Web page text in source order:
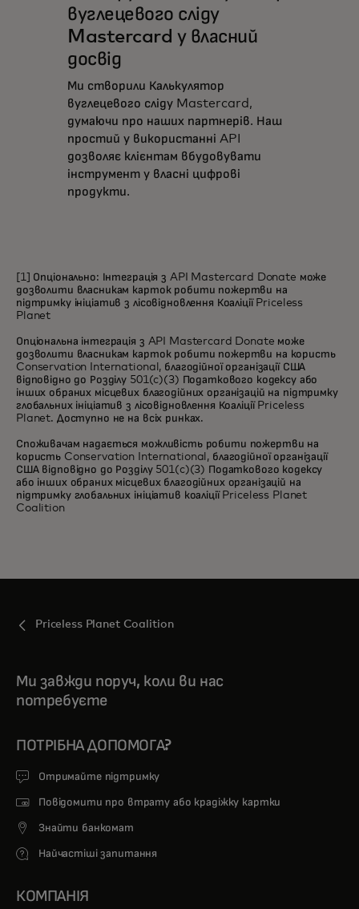
вуглецевого сліду
Mastercard у власний
досвід
Ми створили Калькулятор
вуглецевого сліду Mastercard,
думаючи про наших партнерів. Наш
простий у використанні API
дозволяє клієнтам вбудовувати
інструмент у власні цифрові
продукти.
[1] Опціонально: Інтеграція з API Mastercard Donate може
дозволити власникам карток робити пожертви на
підтримку ініціатив з лісовідновлення Коаліції Priceless
Planet
Опціональна інтеграція з API Mastercard Donate може
дозволити власникам карток робити пожертви на користь
Conservation International, благодійної організації США
відповідно до Розділу 501(c)(3) Податкового кодексу або
інших обраних місцевих благодійних організацій на підтримку
глобальних ініціатив з лісовідновлення Коаліції Priceless
Planet. Доступно не на всіх ринках.
Споживачам надається можливість робити пожертви на
користь Conservation International, благодійної організації
США відповідно до Розділу 501(c)(3) Податкового кодексу
або інших обраних місцевих благодійних організацій на
підтримку глобальних ініціатив коаліції Priceless Planet
Coalition
Priceless Planet Coalition
Ми завжди поруч, коли ви нас
потребуєте
ПОТРІБНА ДОПОМОГА?
Отримайте підтримку
Повідомити про втрату або крадіжку картки
Знайти банкомат
Найчастіші запитання
КОМПАНІЯ